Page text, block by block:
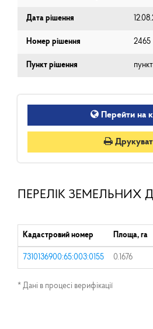
Дата рішення
Номер рішення 2465
Пункт рішення пункт
Перейти на
ПЕРЕЛІК ЗЕМЕЛЬНИХ
Кадастровий номер Площа, га
7310136900:65:003:0155 0.1676
* Дані в процесі верифікації